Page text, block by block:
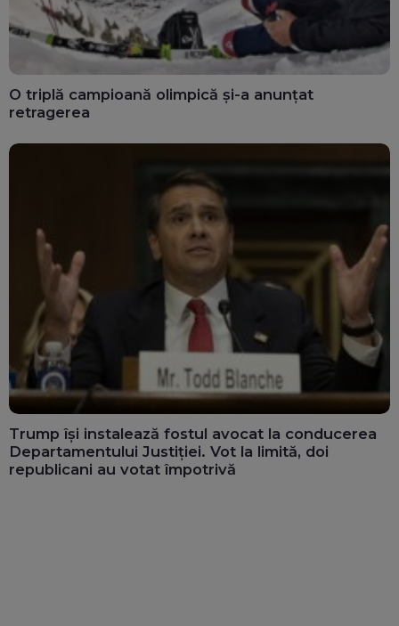
O triplă campioană olimpică și-a anunțat
retragerea
Trump își instalează fostul avocat la conducerea
Departamentului Justiției. Vot la limită, doi
republicani au votat împotrivă